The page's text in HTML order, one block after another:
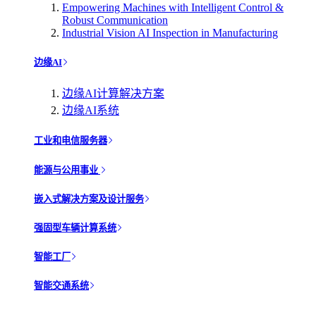
Empowering Machines with Intelligent Control &
Robust Communication
Industrial Vision AI Inspection in Manufacturing
边缘AI
边缘AI计算解决方案
边缘AI系统
工业和电信服务器
能源与公用事业
嵌入式解决方案及设计服务
强固型车辆计算系统
智能工厂
智能交通系统